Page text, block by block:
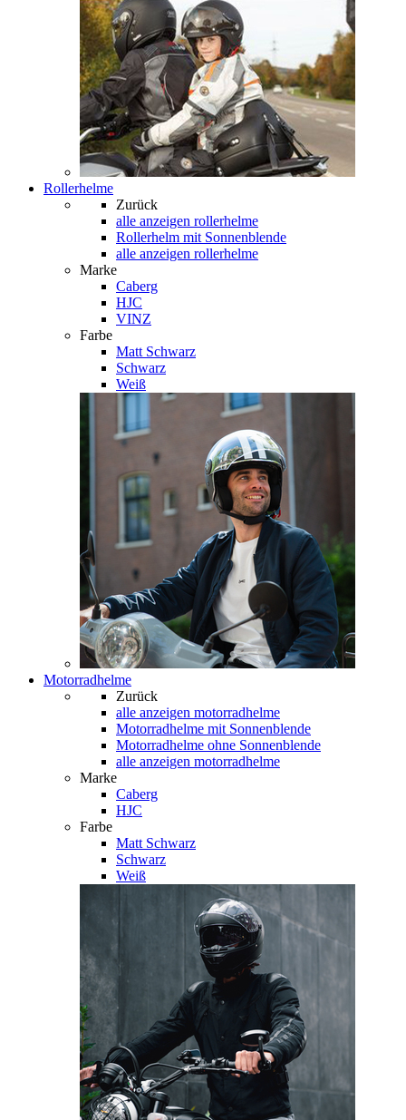
Rollerhelme
Zurück
alle anzeigen rollerhelme
Rollerhelm mit Sonnenblende
alle anzeigen rollerhelme
Marke
Caberg
HJC
VINZ
Farbe
Matt Schwarz
Schwarz
Weiß
Motorradhelme
Zurück
alle anzeigen motorradhelme
Motorradhelme mit Sonnenblende
Motorradhelme ohne Sonnenblende
alle anzeigen motorradhelme
Marke
Caberg
HJC
Farbe
Matt Schwarz
Schwarz
Weiß